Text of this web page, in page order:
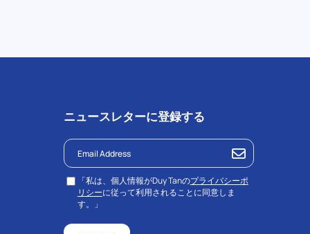
ニュースレターに登録する
「私は、個人情報がDuy Tanのプライバシーポ
リシーに従って利用されることに同意しま
す。」